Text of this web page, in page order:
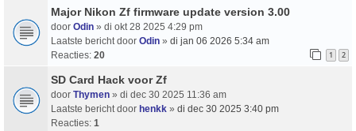
Major Nikon Zf firmware update version 3.00
door Odin » di okt 28 2025 4:29 pm
Laatste bericht door Odin » di jan 06 2026 5:34 am
Reacties: 20 1 2
SD Card Hack voor Zf
door Thymen » di dec 30 2025 11:36 am
Laatste bericht door henkk » di dec 30 2025 3:40 pm
Reacties: 1